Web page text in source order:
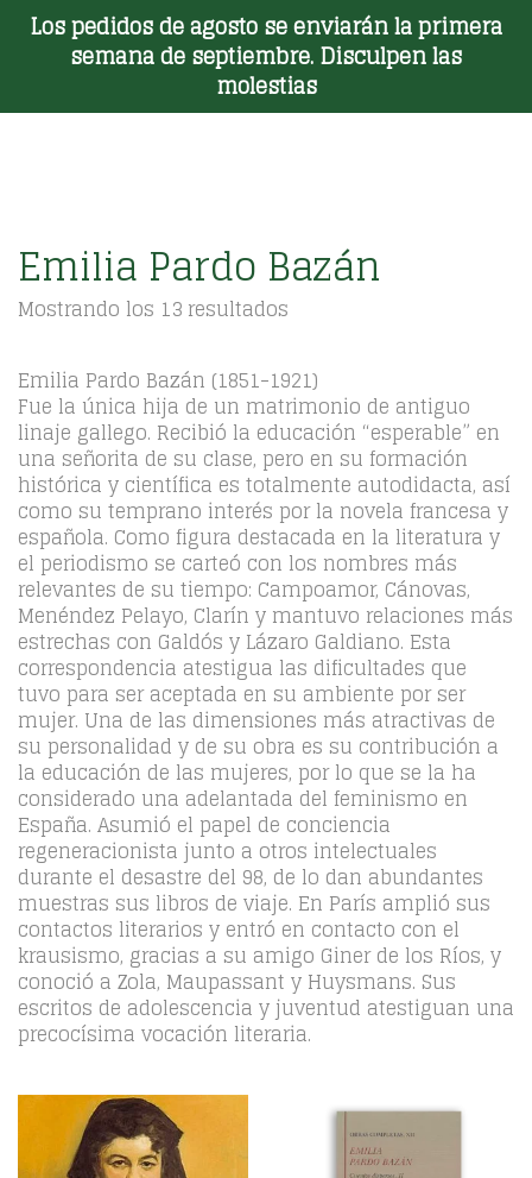
Los pedidos de agosto se enviarán la primera
semana de septiembre. Disculpen las
molestias
Toggle Menu
Emilia Pardo Bazán
Mostrando los 13 resultados
últimos
Emilia Pardo Bazán (1851-1921)
Fue la única hija de un matrimonio de antiguo
linaje gallego. Recibió la educación “esperable” en
una señorita de su clase, pero en su formación
histórica y científica es totalmente autodidacta, así
como su temprano interés por la novela francesa y
española. Como figura destacada en la literatura y
el periodismo se carteó con los nombres más
relevantes de su tiempo: Campoamor, Cánovas,
Menéndez Pelayo, Clarín y mantuvo relaciones más
estrechas con Galdós y Lázaro Galdiano. Esta
correspondencia atestigua las dificultades que
tuvo para ser aceptada en su ambiente por ser
mujer. Una de las dimensiones más atractivas de
su personalidad y de su obra es su contribución a
la educación de las mujeres, por lo que se la ha
considerado una adelantada del feminismo en
España. Asumió el papel de conciencia
regeneracionista junto a otros intelectuales
durante el desastre del 98, de lo dan abundantes
muestras sus libros de viaje. En París amplió sus
contactos literarios y entró en contacto con el
krausismo, gracias a su amigo Giner de los Ríos, y
conoció a Zola, Maupassant y Huysmans. Sus
escritos de adolescencia y juventud atestiguan una
precocísima vocación literaria.